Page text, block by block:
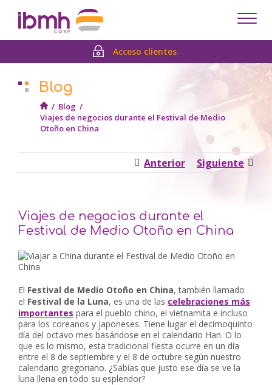
Acceso clientes
Blog
/ Blog /
Viajes de negocios durante el Festival de Medio
Otoño en China
Anterior Siguiente
Viajes de negocios durante el
Festival de Medio Otoño en China
El Festival de Medio Otoño en China, también llamado
el Festival de la Luna, es una de las celebraciones más
importantes para el pueblo chino, el vietnamita e incluso
para los coreanos y japoneses. Tiene lugar el decimoquinto
día del octavo mes basándose en el calendario Han. O lo
que es lo mismo, esta tradicional fiesta ocurre en un día
entre el 8 de septiembre y el 8 de octubre según nuestro
calendario gregoriano. ¿Sabías que justo ese día se ve la
luna llena en todo su esplendor?